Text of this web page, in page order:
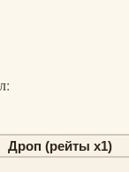
Дроп (рейты х1)